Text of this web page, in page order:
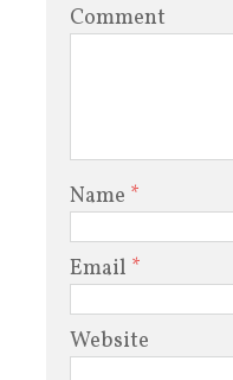
Comment
Name *
Email *
Website